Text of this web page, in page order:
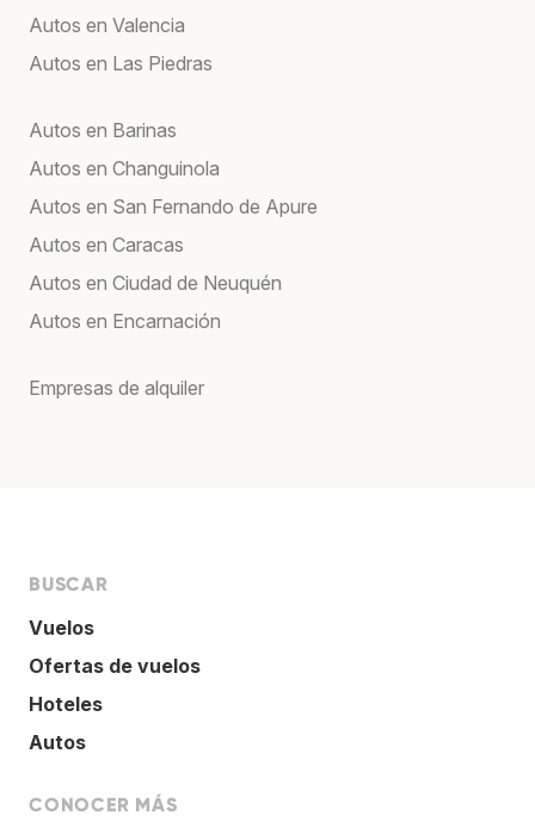
Autos en Valencia
Autos en Las Piedras
Autos en Barinas
Autos en Changuinola
Autos en San Fernando de Apure
Autos en Caracas
Autos en Ciudad de Neuquén
Autos en Encarnación
Empresas de alquiler
BUSCAR
Vuelos
Ofertas de vuelos
Hoteles
Autos
CONOCER MÁS